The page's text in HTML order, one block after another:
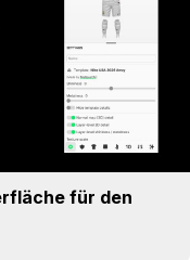
für den